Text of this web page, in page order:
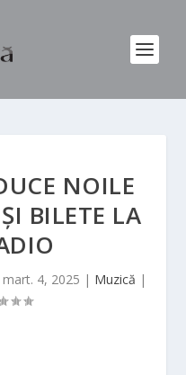
NOILE
BILETE LA
mart. 4, 2025 | Muzică |